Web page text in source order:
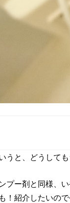
うと、どうして
プー剤と同様、
！紹介したいの